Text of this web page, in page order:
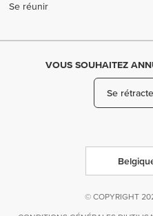
Se réunir
VOUS SOUHAITEZ
Se
© COPYRIGHT